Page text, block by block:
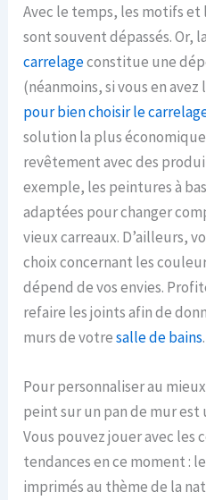
Avec le temps, les motifs et
sont souvent dépassés. Or,
carrelageconstitue une
(néanmoins, si vous en
pour bien choisir le
solution la plus
revêtement avec des
exemple, les peintures à
adaptées pour changer
vieux carreaux. D’ailleurs,
choix concernant les
dépend de vos envies.
refaire les joints afin de
murs de votresalle de bains.
Pour personnaliser au
peint sur un pan de mur
Vous pouvez jouer avec les
tendances en ce moment :
imprimés au thème de la